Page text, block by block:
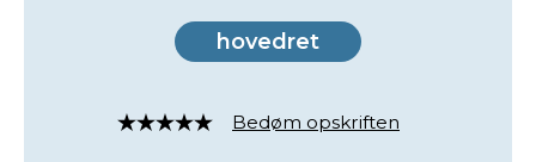
hovedret
Rated
Bedøm opskriften